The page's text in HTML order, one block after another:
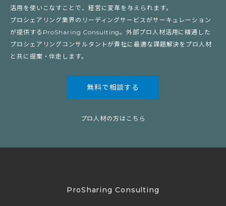
活用を使いこなすことで、経営に変革を与えられます。
プロシェアリング業界のリーディングサービスがサーキュレーション
が提供するProSharing Consulting。外部プロ人材活用に精通した
プロシェアリングコンサルタントが貴社に最適な課題解決をプロ人材
と共に提案・伴走します。
無料で相談する
プロ人材の方はこちら
ProSharing Consulting